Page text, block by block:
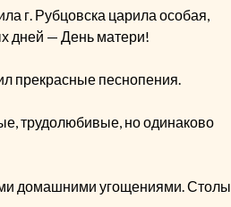
г. Рубцовска царила особая,
дней — День матери!
прекрасные песнопения.
трудолюбивые, но одинаково
домашними угощениями. Столы